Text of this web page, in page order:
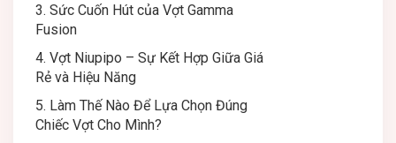
3. Sức Cuốn Hút của Vợt Gamma
Fusion
4. Vợt Niupipo – Sự Kết Hợp Giữa Giá
Rẻ và Hiệu Năng
5. Làm Thế Nào Để Lựa Chọn Đúng
Chiếc Vợt Cho Mình?